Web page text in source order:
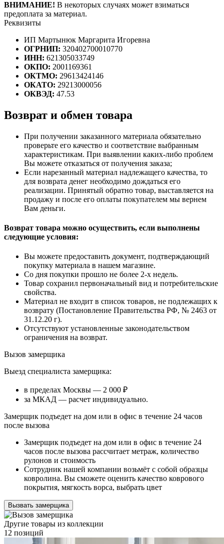
ВНИМАНИЕ! В некоторых случаях может взиматься
предоплата за материал.
Реквизиты
ИП Мартынюк Маргарита Игоревна
ОГРНИП: 320402700010770
ИНН: 621305033749
ОКПО: 2001169361
ОКТМО: 29613424146
ОКАТО: 29213000056
ОКВЭД: 47.53
Возврат и обмен товара
При получении заказанного материала обязательно
проверьте его качество и соответствие выбранным
характеристикам. При выявлении каких-либо проблем
Вы можете отказаться от получения заказа;
Если нарезанный материал надлежащего качества, то
для возврата денег необходимо дождаться его
реализации. Принятый обратно товар, выставляется на
продажу и после его оплаты покупателем мы вернем
Вам деньги.
Возврат товара можно осуществить, если выполнены
следующие условия:
Вы можете предоставить документ, подтверждающий
покупку материала в нашем магазине.
Со дня покупки прошло не более 2-х недель.
Товар сохранил первоначальный вид и потребительские
свойства.
Материал не входит в список товаров, не подлежащих к
возврату (Постановление Правительства РФ, № 2463 от
31.12.20 г).
Отсутствуют установленные законодательством
ограничения на возврат.
Вызов замерщика
Выезд специалиста замерщика:
в пределах Москвы — 2 000 ₽
за МКАД — расчет индивидуально.
Замерщик подъедет на дом или в офис в течение 24 часов
после вызова
Замерщик подъедет на дом или в офис в течение 24
часов после вызова рассчитает метраж, количество
рулонов и стоимость
Сотрудник нашей компании возьмёт с собой образцы
ковролина. Вы сможете оценить качество коврового
покрытия, мягкость ворса, выбрать цвет
Вызвать замерщика
Другие товары из коллекции
12 позиций